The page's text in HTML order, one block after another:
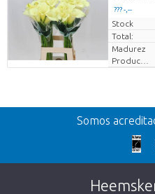
??? -,--
Precio por
Stock
Total:
Madurez
Productor
Volver
Somos